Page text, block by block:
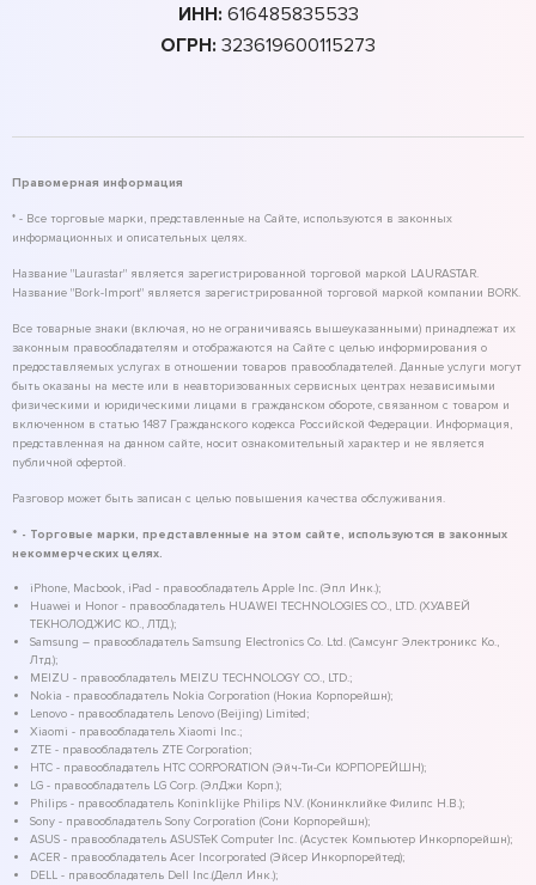
ИНН: 616485835533
ОГРН: 323619600115273
Правомерная информация
* - Все торговые марки, представленные на Сайте, используются в законных
информационных и описательных целях.
Название "Laurastar" является зарегистрированной торговой маркой LAURASTAR.
Название "Bork-Import" является зарегистрированной торговой маркой компании BORK.
Все товарные знаки (включая, но не ограничиваясь вышеуказанными) принадлежат их
законным правообладателям и отображаются на Сайте с целью информирования о
предоставляемых услугах в отношении товаров правообладателей. Данные услуги могут
быть оказаны на месте или в неавторизованных сервисных центрах независимыми
физическими и юридическими лицами в гражданском обороте, связанном с товаром и
включенном в статью 1487 Гражданского кодекса Российской Федерации. Информация,
представленная на данном сайте, носит ознакомительный характер и не является
публичной офертой.
Разговор может быть записан с целью повышения качества обслуживания.
* - Торговые марки, представленные на этом сайте, используются в законных
некоммерческих целях.
iPhone, Macbook, iPad - правообладатель Apple Inc. (Эпл Инк.);
Huawei и Honor - правообладатель HUAWEI TECHNOLOGIES CO., LTD. (ХУАВЕЙ
ТЕКНОЛОДЖИС КО., ЛТД.);
Samsung – правообладатель Samsung Electronics Co. Ltd. (Самсунг Электроникс Ко.,
Лтд.);
MEIZU - правообладатель MEIZU TECHNOLOGY CO., LTD.;
Nokia - правообладатель Nokia Corporation (Нокиа Корпорейшн);
Lenovo - правообладатель Lenovo (Beijing) Limited;
Xiaomi - правообладатель Xiaomi Inc.;
ZTE - правообладатель ZTE Corporation;
HTC - правообладатель HTC CORPORATION (Эйч-Ти-Си КОРПОРЕЙШН);
LG - правообладатель LG Corp. (ЭлДжи Корп.);
Philips - правообладатель Koninklijke Philips N.V. (Конинклийке Филипс Н.В.);
Sony - правообладатель Sony Corporation (Сони Корпорейшн);
ASUS - правообладатель ASUSTeK Computer Inc. (Асустек Компьютер Инкорпорейшн);
ACER - правообладатель Acer Incorporated (Эйсер Инкорпорейтед);
DELL - правообладатель Dell Inc.(Делл Инк.);